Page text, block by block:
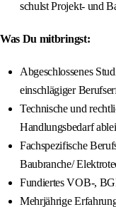
schulst Projekt- und
Was Du mitbringst:
Abgeschlossenes
einschlägiger
Technische und
Handlungsbedarf
Fachspezifische
Baubranche/
Fundiertes VOB-,
Mehrjährige